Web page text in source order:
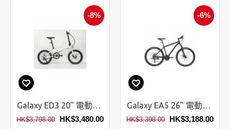
-8%
Galaxy ED3 20" 電動摺疊單車
HK$3,798.00 HK$3,480.00
-6%
Galaxy EA5 26" 電動MTB單車
HK$3,398.00 HK$3,188.00